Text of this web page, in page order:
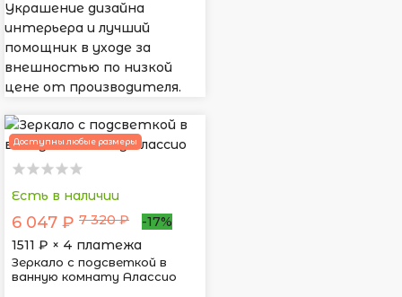
Украшение дизайна
интерьера и лучший
помощник в уходе за
внешностью по низкой
цене от производителя.
Доступны любые размеры
Есть в наличии
6 047 ₽ 7 320 ₽
-17%
1511 ₽ × 4 платежа
Зеркало с подсветкой в
ванную комнату Алассио